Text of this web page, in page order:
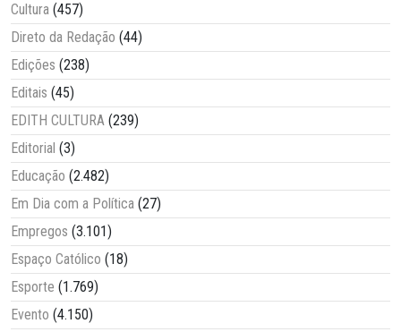
Cultura (457)
Direto da Redação (44)
Edições (238)
Editais (45)
EDITH CULTURA (239)
Editorial (3)
Educação (2.482)
Em Dia com a Política (27)
Empregos (3.101)
Espaço Católico (18)
Esporte (1.769)
Evento (4.150)